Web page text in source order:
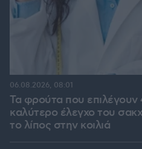
Τα φρούτα που επιλέγουν
καλύτερο έλεγχο του
το λίπος στην κοιλιά
06.08.2026, 08:01